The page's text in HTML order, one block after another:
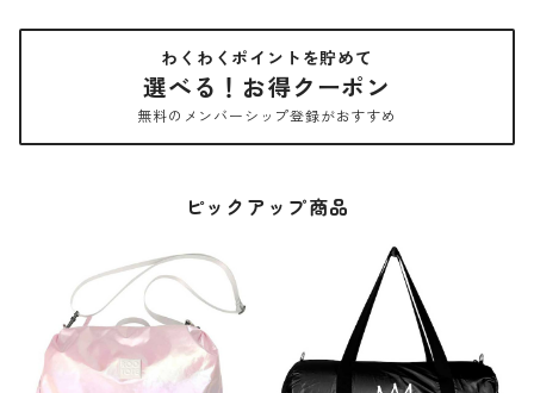
わくわくポイントを貯めて
選べる！お得クーポン
無料のメンバーシップ登録がおすすめ
ピックアップ商品